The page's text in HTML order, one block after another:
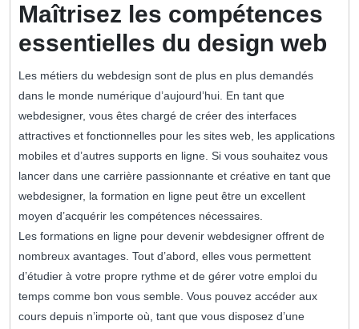
Maîtrisez les compétences
essentielles du design web
Les métiers du webdesign sont de plus en plus demandés
dans le monde numérique d’aujourd’hui. En tant que
webdesigner, vous êtes chargé de créer des interfaces
attractives et fonctionnelles pour les sites web, les applications
mobiles et d’autres supports en ligne. Si vous souhaitez vous
lancer dans une carrière passionnante et créative en tant que
webdesigner, la formation en ligne peut être un excellent
moyen d’acquérir les compétences nécessaires.
Les formations en ligne pour devenir webdesigner offrent de
nombreux avantages. Tout d’abord, elles vous permettent
d’étudier à votre propre rythme et de gérer votre emploi du
temps comme bon vous semble. Vous pouvez accéder aux
cours depuis n’importe où, tant que vous disposez d’une